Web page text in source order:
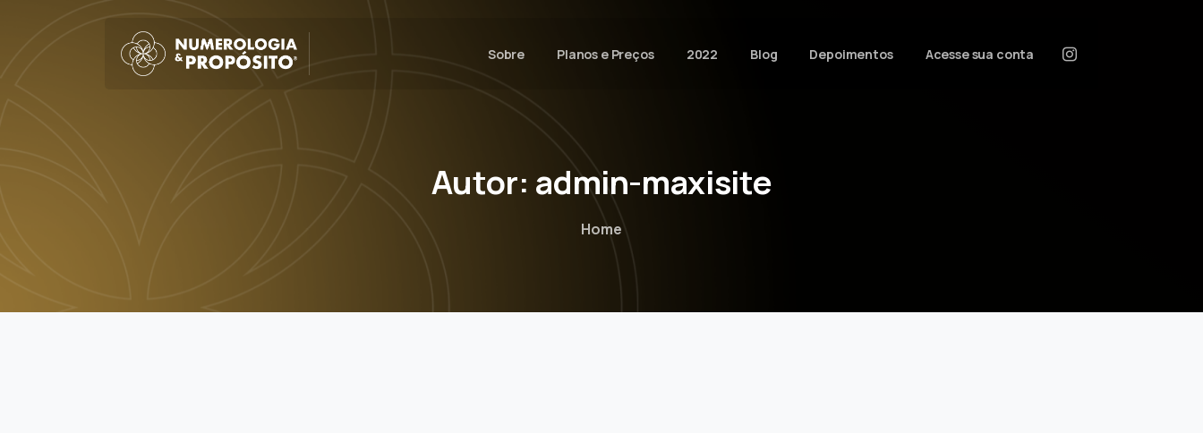
Sobre Planos e Preços 2022 Blog Depoimentos Acesse sua conta
Autor: admin-maxisite
Home